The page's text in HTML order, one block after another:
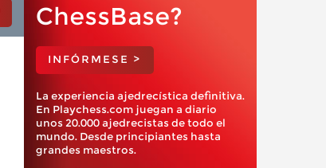
ChessBase?
INFÓRMESE >
La experiencia ajedrecística definitiva.
En Playchess.com juegan a diario
unos 20.000 ajedrecistas de todo el
mundo. Desde principiantes hasta
grandes maestros.